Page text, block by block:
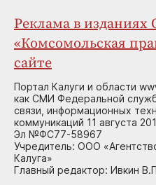
Реклама в изданиях
«Комсомольская
сайте
Портал Калуги и области
как СМИ Федеральной
связи, информационных
коммуникаций 11 августа
Эл №ФС77-58967
Учредитель: ООО
Калуга»
Главный редактор: Ивкин